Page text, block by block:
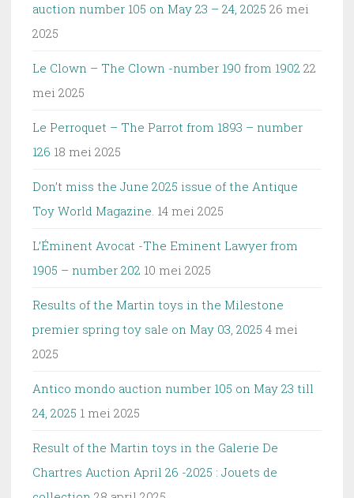
auction number 105 on May 23 – 24, 2025 26 mei
2025
Le Clown – The Clown -number 190 from 1902 22
mei 2025
Le Perroquet – The Parrot from 1893 – number
126 18 mei 2025
Don’t miss the June 2025 issue of the Antique
Toy World Magazine. 14 mei 2025
L’Éminent Avocat -The Eminent Lawyer from
1905 – number 202 10 mei 2025
Results of the Martin toys in the Milestone
premier spring toy sale on May 03, 2025 4 mei
2025
Antico mondo auction number 105 on May 23 till
24, 2025 1 mei 2025
Result of the Martin toys in the Galerie De
Chartres Auction April 26 -2025 : Jouets de